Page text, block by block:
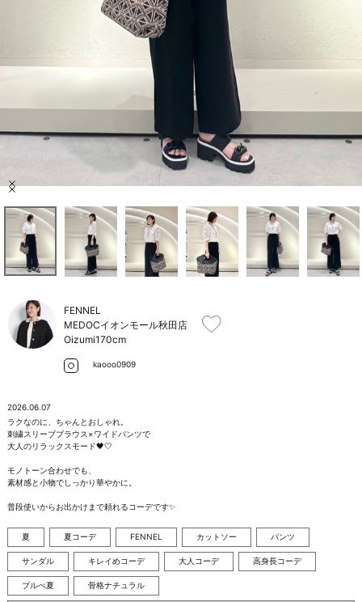
サイズガイド
ご利用ガイド/ヘルプ
Item
of
FENNEL
MEDOCイオンモール秋田店
Oizumi170cm
kaooo0909
2026.06.07
ラクなのに、ちゃんとおしゃれ。
刺繍スリーブブラウス×ワイドパンツで
大人のリラックスモード🖤🤍
モノトーン合わせでも、
素材感と小物でしっかり華やかに。
普段使いからお出かけまで頼れるコーデです✨
夏 夏コーデ FENNEL カットソー パンツ
サンダル キレイめコーデ 大人コーデ 高身長コーデ
ブルべ夏 骨格ナチュラル